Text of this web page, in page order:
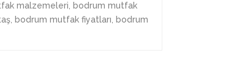
malzemeleri
bodrum mutfak
, bodrum mutfak fiyatları
bodrum